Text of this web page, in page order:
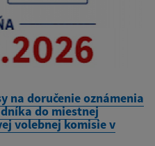
na doručenie oznámenia
do miestnej
volebnej komisie v